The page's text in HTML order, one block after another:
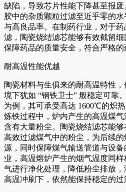
缺陷，导致芯片性能下降甚至报
胶中的杂质颗粒过滤至近乎零的
与高良品率。在制药行业，对于
滤，陶瓷烧结滤芯能够有效截留细
保障药品的质量安全，符合严格的
耐高温性能优越
陶瓷材料与生俱来的耐高温特性
境下犹如 “钢铁卫士” 般稳定可靠
为例，其可承受高达 1600℃的炽
炼铁过程中，炉内产生的高温煤
含有大量粉尘。陶瓷烧结滤芯能够
高效过滤煤气中的粉尘，为后续
源，同时保障煤气输送管道与设
业，高温熔炉产生的烟气温度同
气进行净化处理，降低粉尘排放
高温冲刷下，依然能保持稳定的过